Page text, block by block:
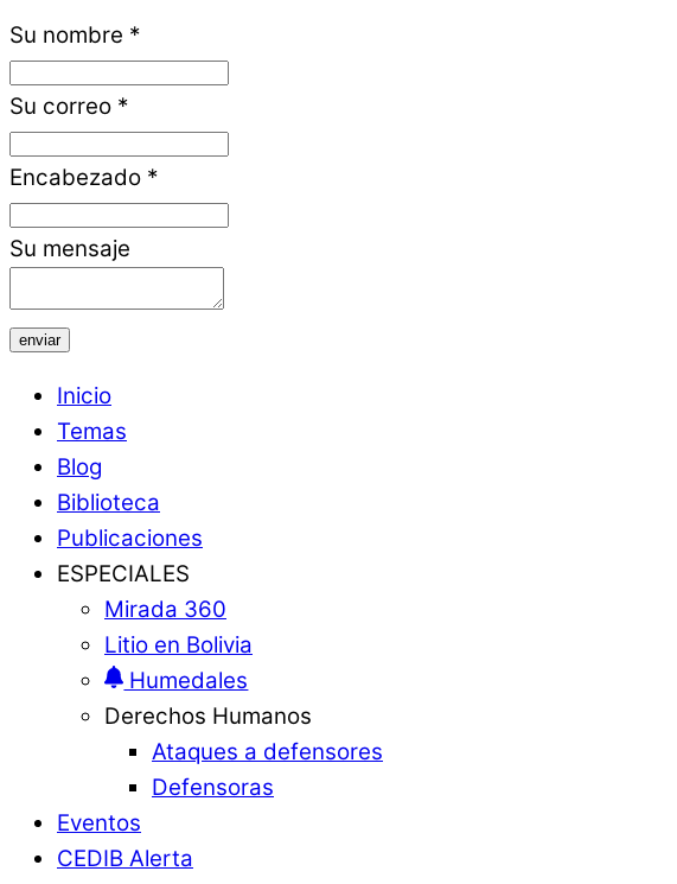
Su nombre *
Su correo *
Encabezado *
Su mensaje
enviar
Inicio
Temas
Blog
Biblioteca
Publicaciones
ESPECIALES
Mirada 360
Litio en Bolivia
Humedales
Derechos Humanos
Ataques a defensores
Defensoras
Eventos
CEDIB Alerta